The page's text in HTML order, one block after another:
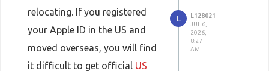
直播大型活動期間，都會推出紅
豆加贈、儲值加倍、限時滿額折
扣等優惠活動，這是零成本增加
正值8月莊園重磅活動集中開
啟，想要入手紅小豆聯動造型、
新監管心獸限定金皮、祭司九色
鹿典藏皮、七夕與中元節限定造
利，对于有时差的海外用户十分
不便。
经过长期对比筛选，我日常一直
用 CARDMVP 处理抖币充值，
身边很多香港朋友一开始找内地
亲友帮忙代充，短期还行，但总
麻烦别人也不方便，后来我对比
了好几个渠道，一直稳定在用
relocating. If you registered
your Apple ID in the US and
moved overseas, you will find
it difficult to get official US
L
L128021
JUL 6,
2026,
8:27
AM